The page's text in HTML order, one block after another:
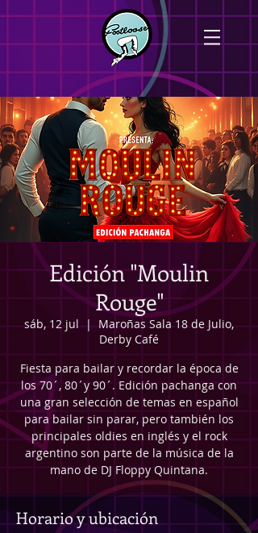
Edición "Moulin
Rouge"
sáb, 12 jul
  |
Maroñas Sala 18 de Julio,
Derby Café
Fiesta para bailar y recordar la época de
los 70´, 80´y 90´. Edición pachanga con
una gran selección de temas en español
para bailar sin parar, pero también los
principales oldies en inglés y el rock
argentino son parte de la música de la
mano de DJ Floppy Quintana.
Horario y ubicación